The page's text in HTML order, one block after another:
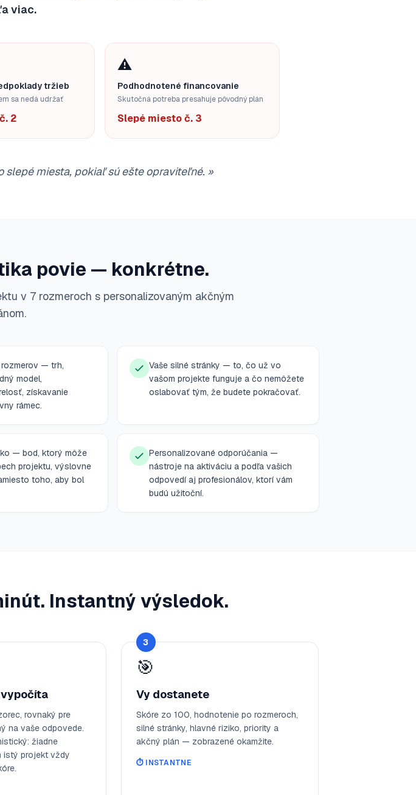
viac.
tržieb
sa nedá udržať
2
⚠️
Podhodnotené financovanie
Skutočná potreba presahuje pôvodný plán
Slepé miesto č. 3
miesta, pokiaľ sú ešte opraviteľné. »
povie — konkrétne.
v 7 rozmeroch s personalizovaným akčným
— trh,
model,
získavanie
rámec.
Vaše silné stránky — to, čo už vo
vašom projekte funguje a čo nemôžete
oslabovať tým, že budete pokračovať.
— bod, ktorý môže
projektu, výslovne
toho, aby bol
Personalizované odporúčania —
nástroje na aktiváciu a podľa vašich
odpovedí aj profesionálov, ktorí vám
budú užitoční.
Instantný výsledok.
vypočíta
rovnaký pre
na vaše odpovede.
žiadne
istý projekt vždy
3
🎯
Vy dostanete
Skóre zo 100, hodnotenie po rozmeroch,
silné stránky, hlavné riziko, priority a
akčný plán — zobrazené okamžite.
⏱️ INSTANTNE